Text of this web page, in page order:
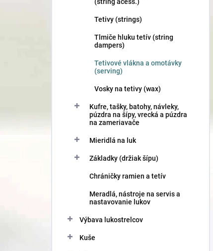
Tetivy (strings)
Tlmiče hluku tetív (string
dampers)
Tetivové vlákna a omotávky
(serving)
Vosky na tetivy (wax)
Kufre, tašky, batohy, návleky,
púzdra na šípy, vrecká a púzdra
na zameriavače
Mieridlá na luk
Základky (držiak šípu)
Chráničky ramien a tetív
Meradlá, nástroje na servis a
nastavovanie lukov
Výbava lukostrelcov
Kuše